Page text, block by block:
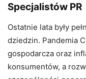
Specjalistów PR
Ostatnie lata były
dziedzin. Pandemia
gospodarcza oraz
konsumentów, a